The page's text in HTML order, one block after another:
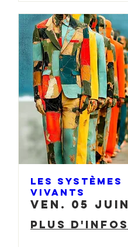
Les Systèmes
Vivants
ven. 05 juin
Plus d'infos